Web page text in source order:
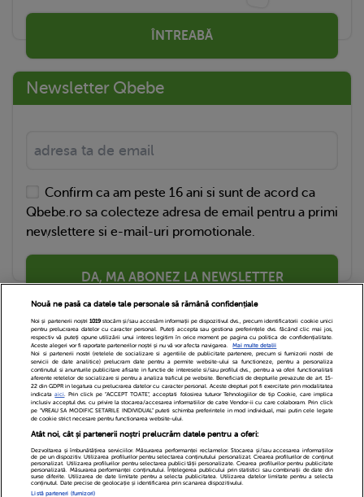
ÎNTREABĂ
Newsletter Qbebe
Confirm ca am peste 16 ani si sunt de acord ca
Qbebe.ro sa colecteze adresa de email pentru a primi
newslettere si e-mail-uri promotionale.
DA, MA ABONEZ LA NEWSLETTER
Echipa Editoriala Newsletter
Contact
Cariere
Cookies
Politica de confidentialitate
DivaHair Cosmetics
Despre noi
Termeni si conditii
Nouă ne pasă ca datele tale personale să rămână confidențiale
Noi și partenerii noștri 1019stocăm și/sau accesăm informații pe dispozitivul dvs., precum identificatorii cookie unici
pentru prelucrarea datelor cu caracter personal. Puteți accepta sau gestiona preferințele dvs. făcând clic mai jos,
respectiv vă puteți opune utilizării unui interes legitim în orice moment pe pagina cu politica de confidențialitate.
Aceste alegeri vor fi raportate partenerilor noștri și nu vă vor afecta navigarea.
Mai multe detalii
Noi si partenerii nostri (retelele de socializare si agentiile de publicitate partenere, precum si furnizorii nostri de
servicii de date analitice) prelucram date pentru a permite website-ului sa functioneze, pentru a personaliza
continutul si anunturile publicitare afisate in functie de interesele si/sau profilul dvs., pentru a va oferi functionalitati
aferente retelelor de socializare si pentru a analiza traficul pe website. Beneficiati de drepturile prevazute de art. 15-
22 din GDPR in legatura cu prelucrarea datelor cu caracter personal. Aceste drepturi pot fi exercitate prin modalitatea
indicataaici. Prin click pe “ACCEPT TOATE”, acceptati folosirea tuturor Tehnologiilor de tip Cookie, care implica
inclusiv acceptul dvs. cu privire la stocarea/accesarea informatiilor de catre Vendor-ii cu care colaboram. Prin click
pe “VREAU SA MODIFIC SETARILE INDIVIDUAL” puteti schimba preferintele in mod individual, mai putin cele legate
de cookie strict necesare pentru functionarea website-ului.
Atât noi, cât și partenerii noștri prelucrăm datele pentru a oferi:
Dezvoltarea și îmbunătățirea serviciilor. Măsurarea performanței reclamelor. Stocarea și/sau accesarea informațiilor
de pe un dispozitiv. Utilizarea profilurilor pentru selectarea conținutului personalizat. Crearea profilurilor de conținut
personalizat. Utilizarea profilurilor pentru selectarea publicității personalizate. Crearea profilurilor pentru publicitate
personalizată. Măsurarea performanței conținutului. Înțelegerea publicului prin statistici sau combinații de date din
surse diferite. Utilizarea de date limitate pentru a selecta publicitatea. Utilizarea datelor limitate pentru a selecta
conținutul. Date precise de geolocație și identificarea prin scanarea dispozitivului.
Listă parteneri (furnizori)